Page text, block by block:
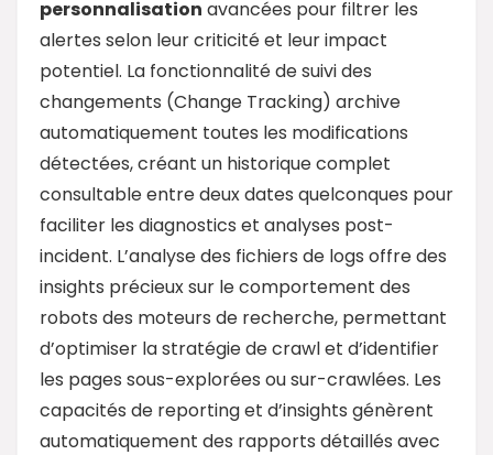
personnalisation avancées pour filtrer les
alertes selon leur criticité et leur impact
potentiel. La fonctionnalité de suivi des
changements (Change Tracking) archive
automatiquement toutes les modifications
détectées, créant un historique complet
consultable entre deux dates quelconques pour
faciliter les diagnostics et analyses post-
incident. L’analyse des fichiers de logs offre des
insights précieux sur le comportement des
robots des moteurs de recherche, permettant
d’optimiser la stratégie de crawl et d’identifier
les pages sous-explorées ou sur-crawlées. Les
capacités de reporting et d’insights génèrent
automatiquement des rapports détaillés avec